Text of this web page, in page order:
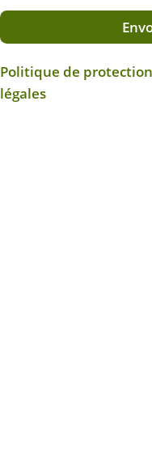
Politique de
légales